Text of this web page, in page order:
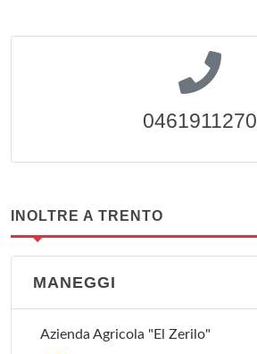
0461911270
INOLTRE A TRENTO
MANEGGI
Azienda Agricola "El Zerilo"